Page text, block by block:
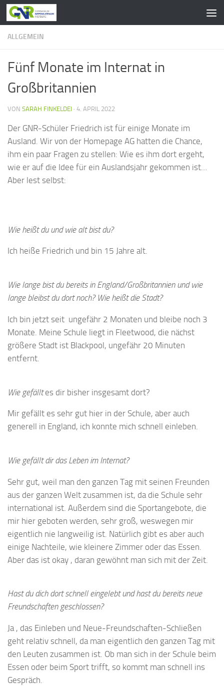
Zum Inhalt springen
ALLGEMEIN
Fünf Monate im Internat in
Großbritannien
VON SARAH FINKELDEI · 4. APRIL 2022
Der GNR-Schüler Friedrich ist für einige Monate im
Ausland. Wir von der Homepage AG hatten die Chance,
ihm ein paar Fragen zu stellen: Wie es ihm dort ergeht,
wie er auf die Idee für ein Auslandsjahr gekommen ist…
Aber lest selbst:
Wie heißt du und wie alt bist du?
Ich heiße Friedrich und bin 15 Jahre alt.
Wie lange bist du bereits in England/Großbritannien und wie
lange bleibst du dort noch? Wie heißt die Stadt?
Ich bin jetzt seit ungefähr 2 Monaten und bleibe noch 3
Monate. Meine Schule liegt in Fleetwood, die nächst
größere Stadt ist Blackpool, ungefähr 20 Minuten
entfernt.
Wie gefälltes dir bisher insgesamt dort?
Mir gefällt es sehr gut hier in der Schule, aber auch
generell in England, ich konnte mich schnell einleben.
Wie gefällt dir das Leben im Internat?
Sehr gut, weil man den ganzen Tag mit seinen Freunden
aus der ganzen Welt zusammen ist, da die Schule sehr
international ist. Außerdem sind die Sportangebote, die
mir hier geboten werden, sehr groß, weswegen mir
eigentlich nie langweilig ist. Natürlich gibt es aber auch
einige Nachteile, wie kleinere Zimmer oder das Essen.
Aber das ist okay , daran gewöhnt man sich mit der Zeit.
Hast du dich dort schnell eingelebt und hast du bereits neue
Freundschaften geschlossen?
Ja , das Einleben und Neue-Freundschaften-Schließen
geht relativ schnell, da man eigentlich den ganzen Tag mit
den Leuten zusammen ist. Ob man sich in der Schule beim
Essen oder beim Sport trifft, so kommt man schnell ins
Gespräch.